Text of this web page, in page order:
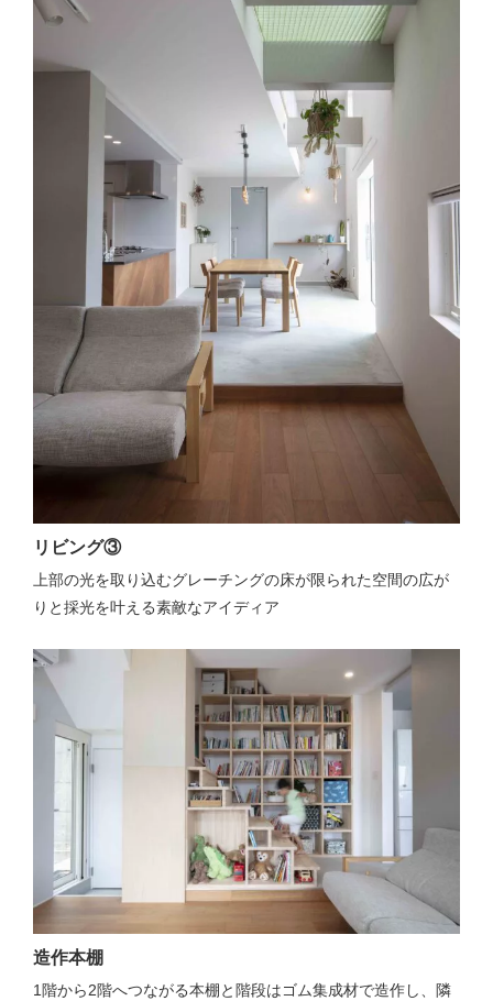
リビング③
上部の光を取り込むグレーチングの床が限られた空間の広が
りと採光を叶える素敵なアイディア
造作本棚
1階から2階へつながる本棚と階段はゴム集成材で造作し、隣